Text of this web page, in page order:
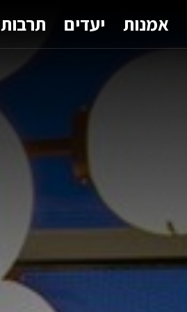
אמנות יעדים תרבות